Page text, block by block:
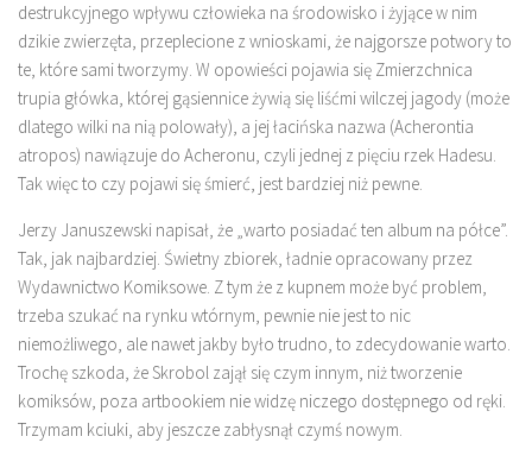
destrukcyjnego wpływu człowieka na środowisko i żyjące w nim
dzikie zwierzęta, przeplecione z wnioskami, że najgorsze potwory to
te, które sami tworzymy. W opowieści pojawia się Zmierzchnica
trupia główka, której gąsiennice żywią się liśćmi wilczej jagody (może
dlatego wilki na nią polowały), a jej łacińska nazwa (Acherontia
atropos) nawiązuje do Acheronu, czyli jednej z pięciu rzek Hadesu.
Tak więc to czy pojawi się śmierć, jest bardziej niż pewne.
Jerzy Januszewski napisał, że „warto posiadać ten album na półce”.
Tak, jak najbardziej. Świetny zbiorek, ładnie opracowany przez
Wydawnictwo Komiksowe. Z tym że z kupnem może być problem,
trzeba szukać na rynku wtórnym, pewnie nie jest to nic
niemożliwego, ale nawet jakby było trudno, to zdecydowanie warto.
Trochę szkoda, że Skrobol zajął się czym innym, niż tworzenie
komiksów, poza artbookiem nie widzę niczego dostępnego od ręki.
Trzymam kciuki, aby jeszcze zabłysnął czymś nowym.